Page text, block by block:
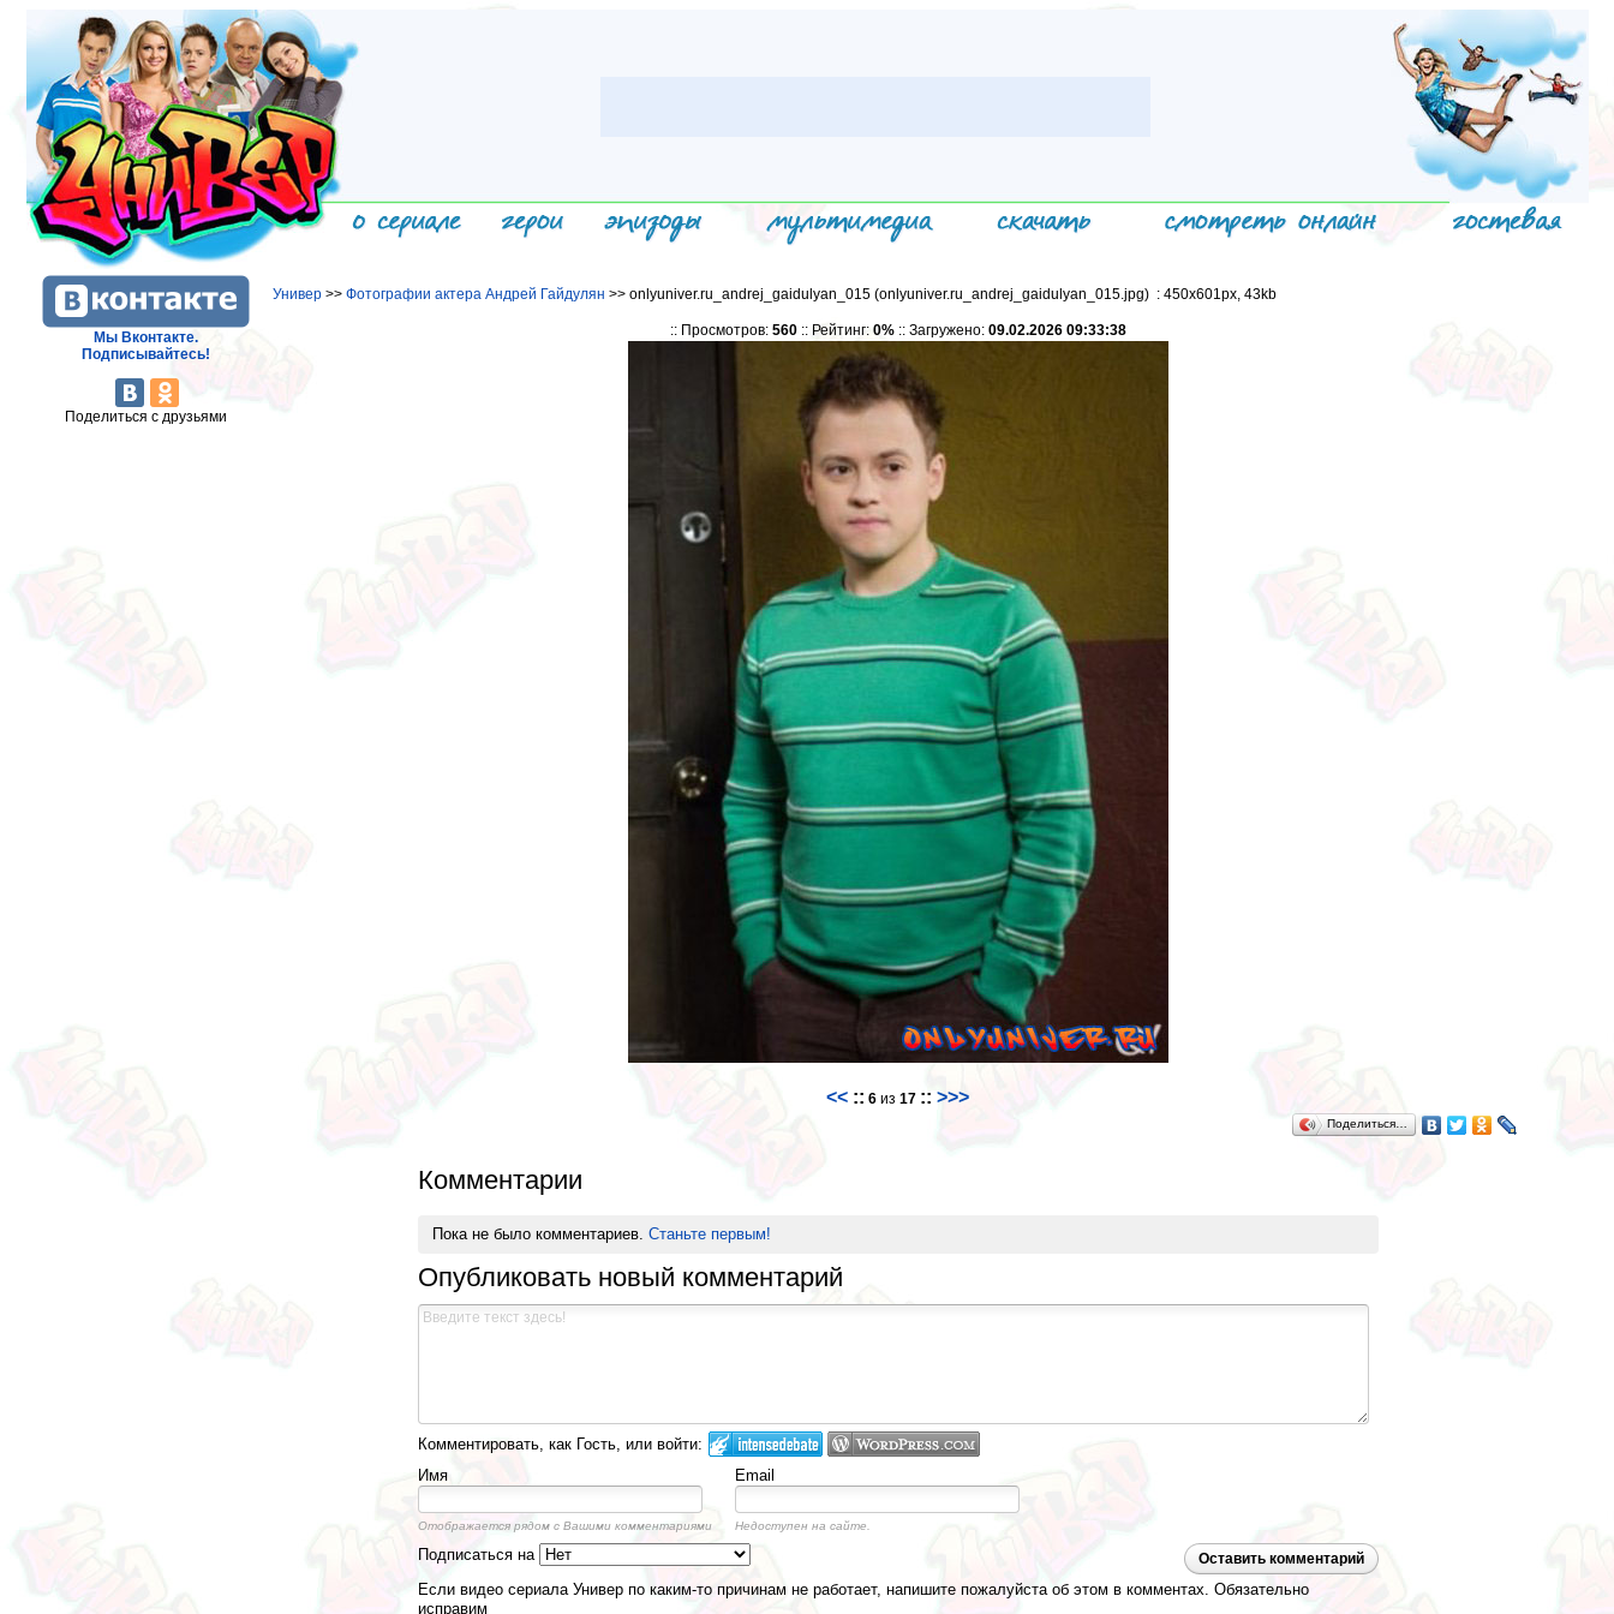
Мы Вконтакте.
Подписывайтесь!
Поделиться с друзьями
Универ >> Фотографии актера Андрей Гайдулян >> onlyuniver.ru_andrej_gaidulyan_015 (onlyuniver.ru_andrej_gaidulyan_015.jpg) : 450x601px, 43kb
:: Просмотров: 560:: Рейтинг: 0%:: Загружено: 09.02.2026 09:33:38
<< :: 6 из 17 :: >>>
Поделиться…
Комментарии
Пока не было комментариев. Станьте первым!
Опубликовать новый комментарий
Комментировать, как Гость, или войти:
Имя
Email
Отображается рядом с Вашими комментариями Недоступен на сайте.
Оставить комментарий
Подписаться на
Если видео сериала Универ по каким-то причинам не работает, напишите пожалуйста об этом в комментах. Обязательно
исправим